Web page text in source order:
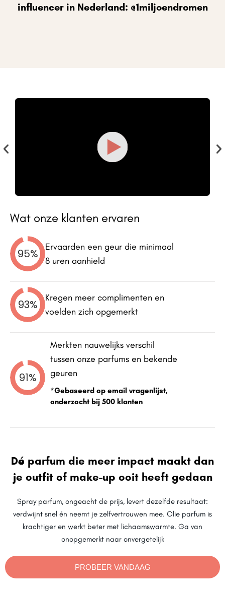
influencer in Nederland: @1miljoendromen
Wat onze klanten ervaren
95%
Ervaarden een geur die minimaal
8 uren aanhield
93%
Kregen meer complimenten en
voelden zich opgemerkt
91%
Merkten nauwelijks verschil
tussen onze parfums en bekende
geuren
*Gebaseerd op email vragenlijst,
onderzocht bij 500 klanten
Dé parfum die meer impact maakt dan
je outfit of make-up ooit heeft gedaan
Spray parfum, ongeacht de prijs, levert dezelfde resultaat:
verdwijnt snel én neemt je zelfvertrouwen mee. Olie parfum is
krachtiger en werkt beter met lichaamswarmte. Ga van
onopgemerkt naar onvergetelijk
PROBEER VANDAAG